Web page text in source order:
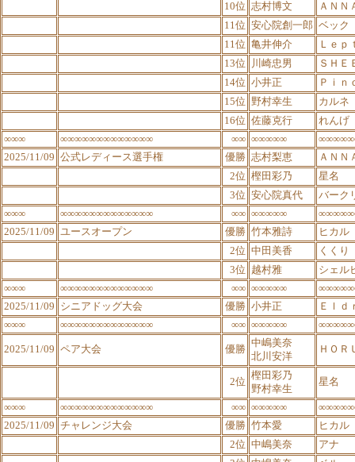
10位 志村博文
ＡＮＮ
11位 安心院創一郎 ベック
11位 亀井伸介
Ｌｅｐ
13位
川崎忠男
ＳＨＥ
14位 小井正
Ｐｉ
15位 野村幸生
カルネ
16位 佐藤克行
れんげ
∞∞∞
∞∞∞∞∞∞∞∞∞∞∞∞∞ ∞∞ ∞∞∞∞∞
2025/11/09 公式レディース選手権 優勝 志村梨恵
ＡＮＮ
2位 樫田彩乃
星名
3位 安心院真代
バーク
∞∞∞
∞∞∞∞∞∞∞∞∞∞∞∞∞ ∞∞ ∞∞∞∞∞
2025/11/09 ユースオープン 優勝 竹本雅詩
ヒカル
2位 中田美香
くくり
3位
越村雅
シェル
∞∞∞
∞∞∞∞∞∞∞∞∞∞∞∞∞ ∞∞ ∞∞∞∞∞
2025/11/09
シニアドッグ大会 優勝 小井正
Ｅｌｄ
∞∞∞
∞∞∞∞∞∞∞∞∞∞∞∞∞ ∞∞ ∞∞∞∞∞
2025/11/09 ペア大会 優勝
中嶋美奈
北川安洋
ＨＯＲ
2位
樫田彩乃
野村幸生
星名
∞∞∞ ∞∞∞∞∞∞∞∞∞∞∞∞∞ ∞∞ ∞∞∞∞∞
2025/11/09 チャレンジ大会 優勝 竹本愛
ヒカル
2位 中嶋美奈
アナ